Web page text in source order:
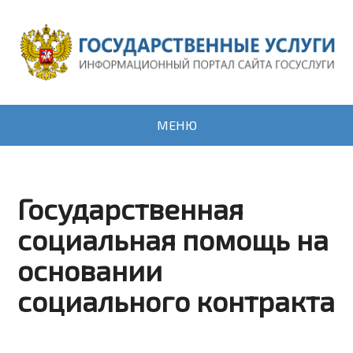
МЕНЮ
Государственная
социальная помощь на
основании
социального контракта